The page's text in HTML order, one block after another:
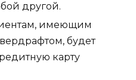
другой.
имеющим
будет
карту